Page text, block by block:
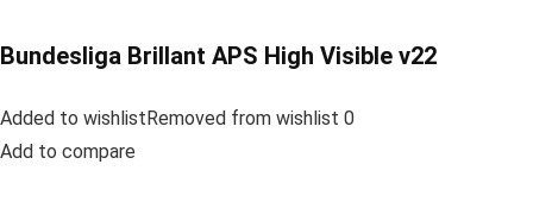
Bundesliga Brillant APS High Visible v22
Added to wishlistRemoved from wishlist 0
Add to compare